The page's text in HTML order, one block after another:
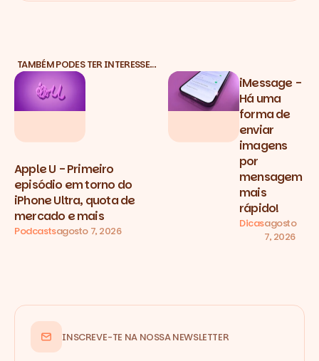
TAMBÉM PODES TER INTERESSE…
Apple U - Primeiro
episódio em torno do
iPhone Ultra, quota de
mercado e mais
Podcastsagosto 7, 2026
iMessage -
Há uma
forma de
enviar
imagens
por
mensagem
mais
rápido!
Dicasagosto
7, 2026
INSCREVE-TE NA NOSSA NEWSLETTER